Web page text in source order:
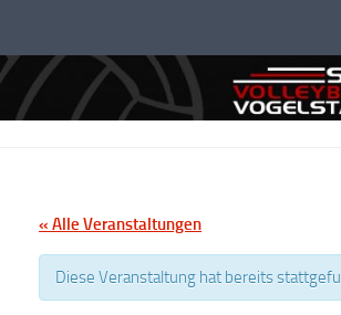
« Alle Veranstaltungen
Diese Veranstaltung hat bereits